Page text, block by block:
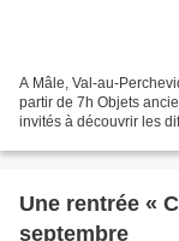
A Mâle, Val-au-
partir de 7h Objets
invités à découvrir les
Une rentrée «
septembre